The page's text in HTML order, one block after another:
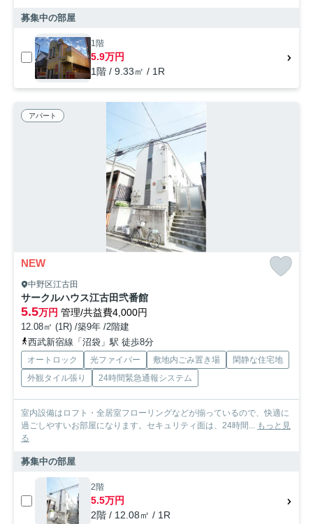
募集中の部屋
1階
5.9万円
1階 / 9.33㎡ / 1R
アパート
NEW
中野区江古田
サークルハウス江古田弐番館
5.5万円 管理/共益費4,000円
12.08㎡ (1R) /築9年 /2階建
西武新宿線「沼袋」駅 徒歩8分
オートロック 光ファイバー 敷地内ごみ置き場
閑静な住宅地
外観タイル張り
24時間緊急通報システム
室内設備はロフト・全居室フローリングなどが揃っているので、快適に
過ごしやすいお部屋になります。セキュリティ面は、24時間...
もっと見
る
募集中の部屋
2階
5.5万円
2階 / 12.08㎡ / 1R